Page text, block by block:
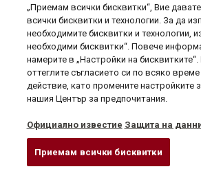
Вашият профил
Информация за магазина
„Приемам всички бисквитки“, Вие
всички бисквитки и технологии. За да
необходимите бисквитки и технологии,
необходими бисквитки“. Повече
намерите в „Настройки на
оттеглите съгласието си по всяко
действие, като промените настройките
нашия Център за предпочитания.
Официално известие Защита на
Приемам всички бисквитки